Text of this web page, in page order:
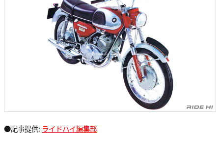
●記事提供: ライドハイ編集部